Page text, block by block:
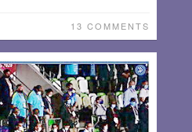
13 COMMENTS